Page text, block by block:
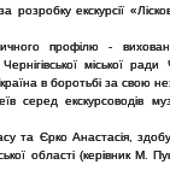
розробку екскурсії
профілю -
міської ради
в боротьбі за свою
серед екскурсоводів
та Єрко Анастасія,
області (керівник М.